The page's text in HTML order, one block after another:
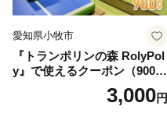
愛知県小牧市
『トランポリンの森 RolyPol
y』で使えるクーポン（900
3,000円